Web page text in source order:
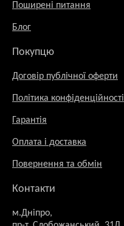
Поширені питання
Блог
Покупцю
Договір публічної оферти
Політика конфіденційності
Гарантія
Оплата і доставка
Повернення та обмін
Контакти
м.Дніпро,